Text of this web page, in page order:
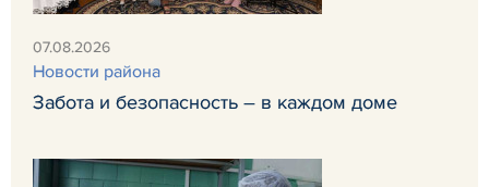
07.08.2026
Новости района
Забота и безопасность – в каждом доме